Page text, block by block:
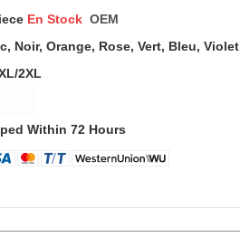
En Stock OEM
Noir, Orange, Rose, Vert, Bleu, Violet
2XL
Within 72 Hours